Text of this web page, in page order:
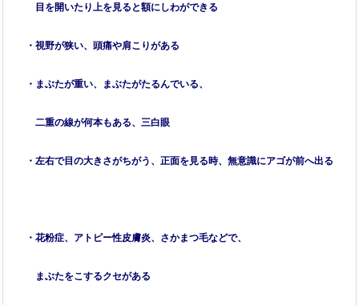
目を開いたり上を見ると額にしわができる
・視野が狭い、頭痛や肩こりがある
・まぶたが重い、まぶたがたるんでいる、
二重の線が何本もある、三白眼
・左右で目の大きさがちがう、正面を見る時、無意識にアゴが前へ出る
・花粉症、アトピー性皮膚炎、さかまつ毛などで、
まぶたをこするクセがある